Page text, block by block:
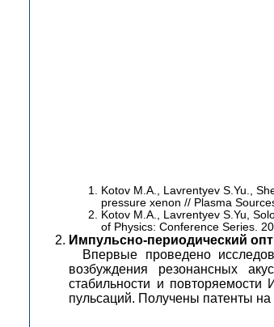
Kotov M.A., Lavrentyev S.Yu.,
pressure xenon // Plasma
Kotov M.A., Lavrentyev S.Yu,
of Physics: Conference Series.
Импульсно-периодический
Впервые проведено
возбуждения резонансных
стабильности и
пульсаций. Получены патенты